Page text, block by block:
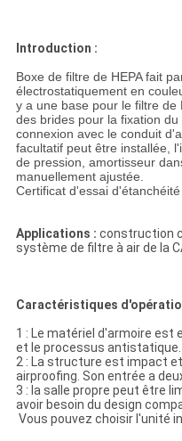
Introduction :
Boxe de filtre de HEPA fait
électrostatiquement en
y a une base pour le filtre de
des brides pour la fixation
connexion avec le conduit
facultatif peut être installée,
de pression, amortisseur
manuellement ajustée.
Certificat d'essai d'étanchéité
Applications : construction
système de filtre à air de la
Caractéristiques
1 : Le matériel d'armoire est
et le processus antistatique.
2 : La structure est impact
airproofing. Son entrée a
3 : la salle propre peut être
avoir besoin du design
Vous pouvez choisir l'unité